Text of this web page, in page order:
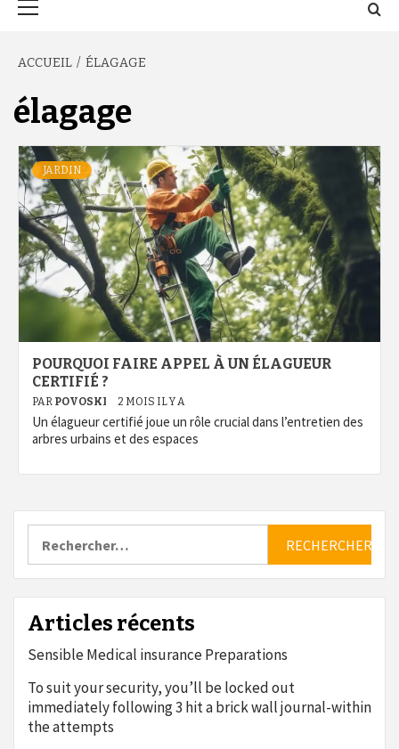
ACCUEIL ÉLAGAGE
élagage
JARDIN
POURQUOI FAIRE APPEL À UN ÉLAGUEUR
CERTIFIÉ ?
PAR POVOSKI 2 MOIS IL Y A
Un élagueur certifié joue un rôle crucial dans l’entretien des
arbres urbains et des espaces
Articles récents
Sensible Medical insurance Preparations
To suit your security, you’ll be locked out
immediately following 3 hit a brick wall journal-within
the attempts